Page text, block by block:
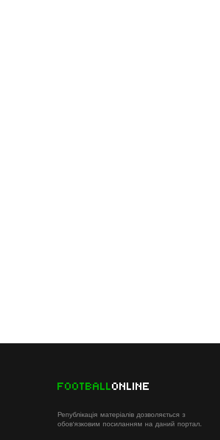
FOOTBALLONLINE
Републікація матеріалів дозволяється з
обов'язковим посиланням на даний портал.